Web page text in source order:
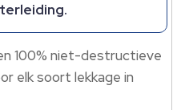
100% niet-destructieve
elk soort lekkage in